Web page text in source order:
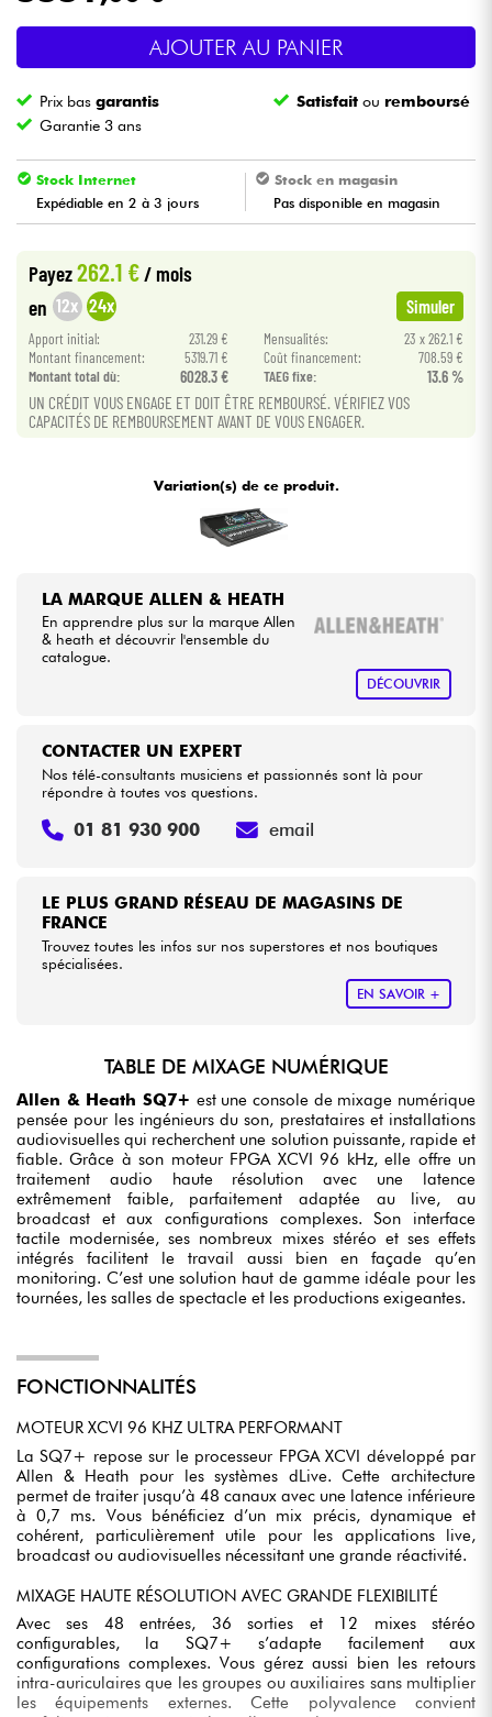
Batteries & Percu
Vents
Violons & Quatuor
Câbles & Access.
HiFi
Packs
AJOUTER AU PANIER
Prix basgarantis Satisfait ou remboursé
Garantie 3 ans
Stock Internet
Expédiable en 2 à 3 jours
Stock en magasin
Pas disponible en magasin
Payez262.1 €/ mois
en 12x 24x Simuler
Apport initial: 231.29 € Mensualités:
23 x 262.1 €
Montant financement:
5319.71 € Coût financement:
708.59 €
Montant total dù:
6028.3 € TAEG fixe: 13.6 %
UN CRÉDIT VOUS ENGAGE ET DOIT ÊTRE REMBOURSÉ. VÉRIFIEZ VOS
CAPACITÉS DE REMBOURSEMENT AVANT DE VOUS ENGAGER.
Variation(s) de ce produit.
LA MARQUE ALLEN & HEATH
En apprendre plus sur la marque Allen
& heath et découvrir l'ensemble du
catalogue.
DÉCOUVRIR
LE PLUS GRAND RÉSEAU DE MAGASINS DE
FRANCE
Trouvez toutes les infos sur nos superstores et nos boutiques
spécialisées.
EN SAVOIR +
CONTACTER UN EXPERT
Nos télé-consultants musiciens et passionnés sont là pour
répondre à toutes vos questions.
01 81 930 900 email
TABLE DE MIXAGE NUMÉRIQUE
Allen & Heath SQ7+ est une console de mixage numérique
pensée pour les ingénieurs du son, prestataires et installations
audiovisuelles qui recherchent une solution puissante, rapide et
fiable. Grâce à son moteur FPGA XCVI 96 kHz, elle offre un
traitement audio haute résolution avec une latence
extrêmement faible, parfaitement adaptée au live, au
broadcast et aux configurations complexes. Son interface
tactile modernisée, ses nombreux mixes stéréo et ses effets
intégrés facilitent le travail aussi bien en façade qu’en
monitoring. C’est une solution haut de gamme idéale pour les
tournées, les salles de spectacle et les productions exigeantes.
FONCTIONNALITÉS
MOTEUR XCVI 96 KHZ ULTRA PERFORMANT
La SQ7+ repose sur le processeur FPGA XCVI développé par
Allen & Heath pour les systèmes dLive. Cette architecture
permet de traiter jusqu’à 48 canaux avec une latence inférieure
à 0,7 ms. Vous bénéficiez d’un mix précis, dynamique et
cohérent, particulièrement utile pour les applications live,
broadcast ou audiovisuelles nécessitant une grande réactivité.
MIXAGE HAUTE RÉSOLUTION AVEC GRANDE FLEXIBILITÉ
Avec ses 48 entrées, 36 sorties et 12 mixes stéréo
configurables, la SQ7+ s’adapte facilement aux
configurations complexes. Vous gérez aussi bien les retours
intra-auriculaires que les groupes ou auxiliaires sans multiplier
les équipements externes. Cette polyvalence convient